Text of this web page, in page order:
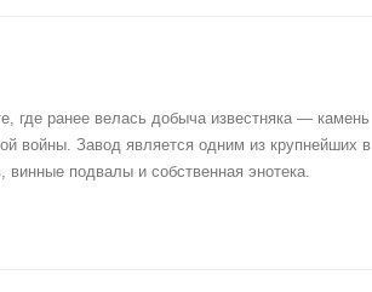
где ранее велась добыча известняка — камень
войны. Завод является одним из крупнейших в
винные подвалы и собственная энотека.